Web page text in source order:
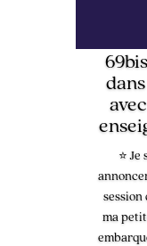
⭐
session
ma